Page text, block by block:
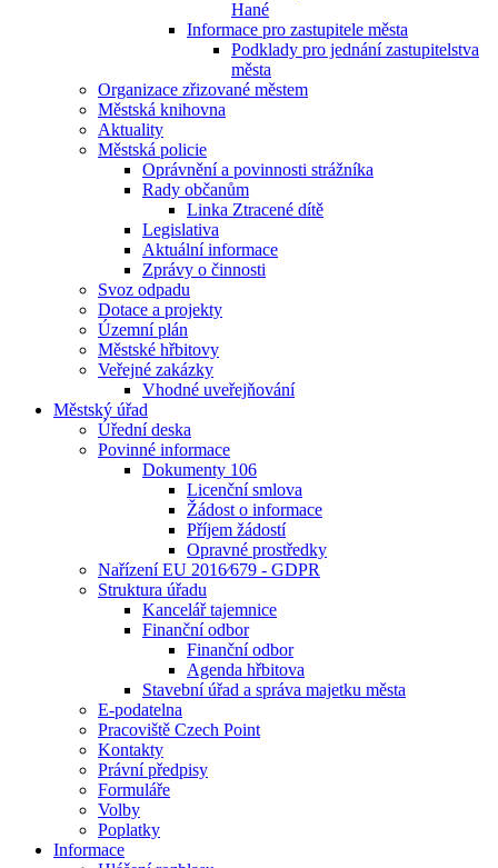
Hané
Informace pro zastupitele města
Podklady pro jednání zastupitelstva
města
Organizace zřizované městem
Městská knihovna
Aktuality
Městská policie
Oprávnění a povinnosti strážníka
Rady občanům
Linka Ztracené dítě
Legislativa
Aktuální informace
Zprávy o činnosti
Svoz odpadu
Dotace a projekty
Územní plán
Městské hřbitovy
Veřejné zakázky
Vhodné uveřejňování
Městský úřad
Úřední deska
Povinné informace
Dokumenty 106
Licenční smlova
Žádost o informace
Příjem žádostí
Opravné prostředky
Nařízení EU 2016⁄679 - GDPR
Struktura úřadu
Kancelář tajemnice
Finanční odbor
Finanční odbor
Agenda hřbitova
Stavební úřad a správa majetku města
E-podatelna
Pracoviště Czech Point
Kontakty
Právní předpisy
Formuláře
Volby
Poplatky
Informace